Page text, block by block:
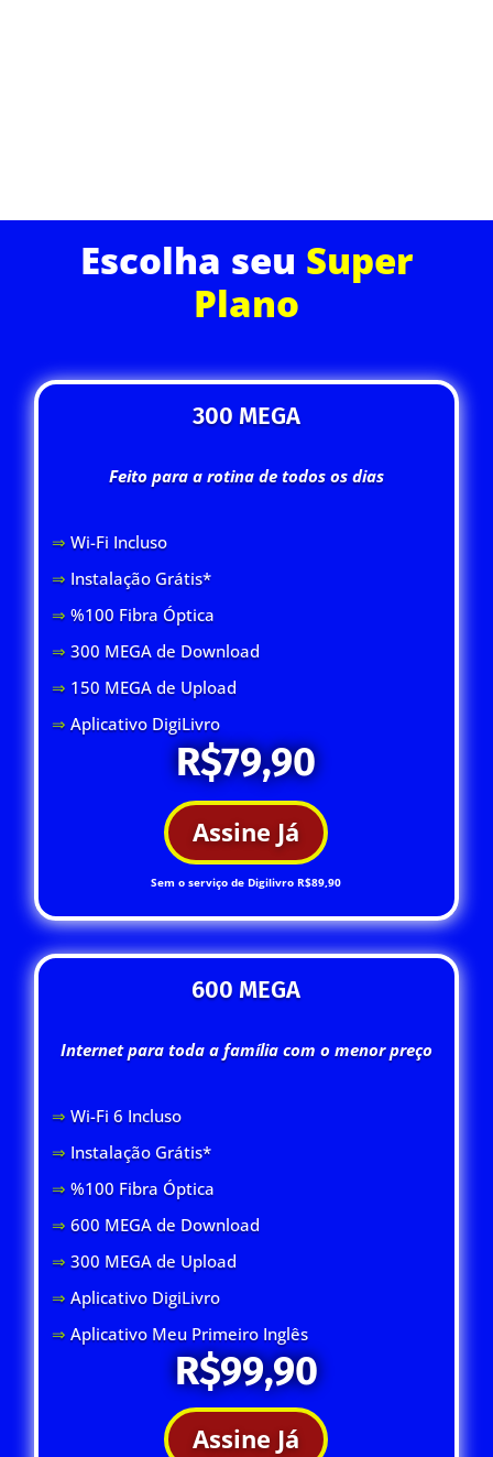
Escolha seu Super
Plano
300 MEGA
Feito para a rotina de todos os dias
⇒ Wi-Fi Incluso
⇒ Instalação Grátis*
⇒ %100 Fibra Óptica
⇒ 300 MEGA de Download
⇒ 150 MEGA de Upload
⇒Aplicativo DigiLivro
R$79,90
Assine Já
Sem o serviço de Digilivro R$89,90
600 MEGA
Internet para toda a família com o menor preço
⇒ Wi-Fi 6 Incluso
⇒ Instalação Grátis*
⇒ %100 Fibra Óptica
⇒ 600 MEGA de Download
⇒300 MEGA de Upload
⇒Aplicativo DigiLivro
⇒Aplicativo Meu Primeiro Inglês
R$99,90
Assine Já